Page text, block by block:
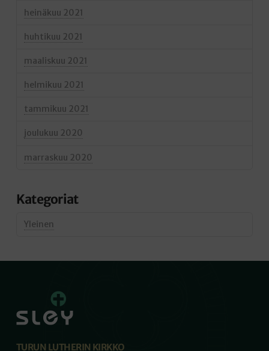
heinäkuu 2021
huhtikuu 2021
maaliskuu 2021
helmikuu 2021
tammikuu 2021
joulukuu 2020
marraskuu 2020
Kategoriat
Yleinen
TURUN LUTHERIN KIRKKO